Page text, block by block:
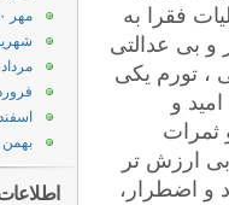
فقرا به
و بی عدالتی
، تورم یکی
و
ثمرات
ارزش تر
و اضطرار،
مهر ۱۳۹۰
شهریور
مرداد ۱۳۹۰
اسفند
بهمن ۱۳۸۹